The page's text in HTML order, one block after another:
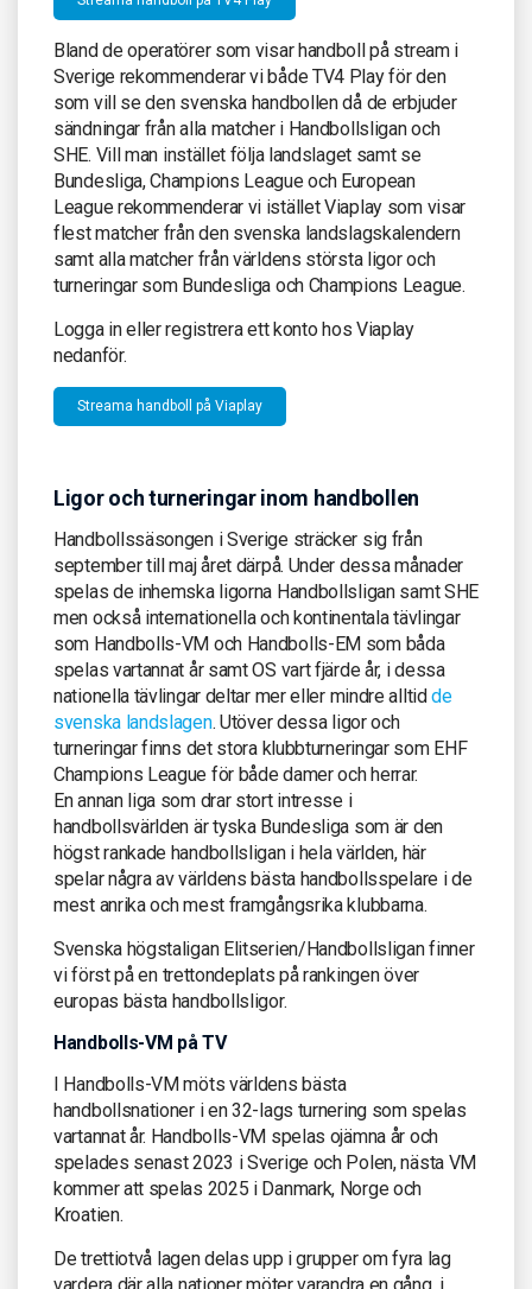
Bland de operatörer som visar handboll på stream i
Sverige rekommenderar vi både TV4 Play för den
som vill se den svenska handbollen då de erbjuder
sändningar från alla matcher i Handbollsligan och
SHE. Vill man instället följa landslaget samt se
Bundesliga, Champions League och European
League rekommenderar vi istället Viaplay som visar
flest matcher från den svenska landslagskalendern
samt alla matcher från världens största ligor och
turneringar som Bundesliga och Champions League.
Logga in eller registrera ett konto hos Viaplay
nedanför.
Streama handboll på Viaplay
Ligor och turneringar inom handbollen
Handbollssäsongen i Sverige sträcker sig från
september till maj året därpå. Under dessa månader
spelas de inhemska ligorna Handbollsligan samt SHE
men också internationella och kontinentala tävlingar
som Handbolls-VM och Handbolls-EM som båda
spelas vartannat år samt OS vart fjärde år, i dessa
nationella tävlingar deltar mer eller mindre alltidde
svenska landslagen. Utöver dessa ligor och
turneringar finns det stora klubbturneringar som EHF
Champions League för både damer och herrar.
En annan liga som drar stort intresse i
handbollsvärlden är tyska Bundesliga som är den
högst rankade handbollsligan i hela världen, här
spelar några av världens bästa handbollsspelare i de
mest anrika och mest framgångsrika klubbarna.
Svenska högstaligan Elitserien/Handbollsligan finner
vi först på en trettondeplats på rankingen över
europas bästa handbollsligor.
Handbolls-VM på TV
I Handbolls-VM möts världens bästa
handbollsnationer i en 32-lags turnering som spelas
vartannat år. Handbolls-VM spelas ojämna år och
spelades senast 2023 i Sverige och Polen, nästa VM
kommer att spelas 2025 i Danmark, Norge och
Kroatien.
De trettiotvå lagen delas upp i grupper om fyra lag